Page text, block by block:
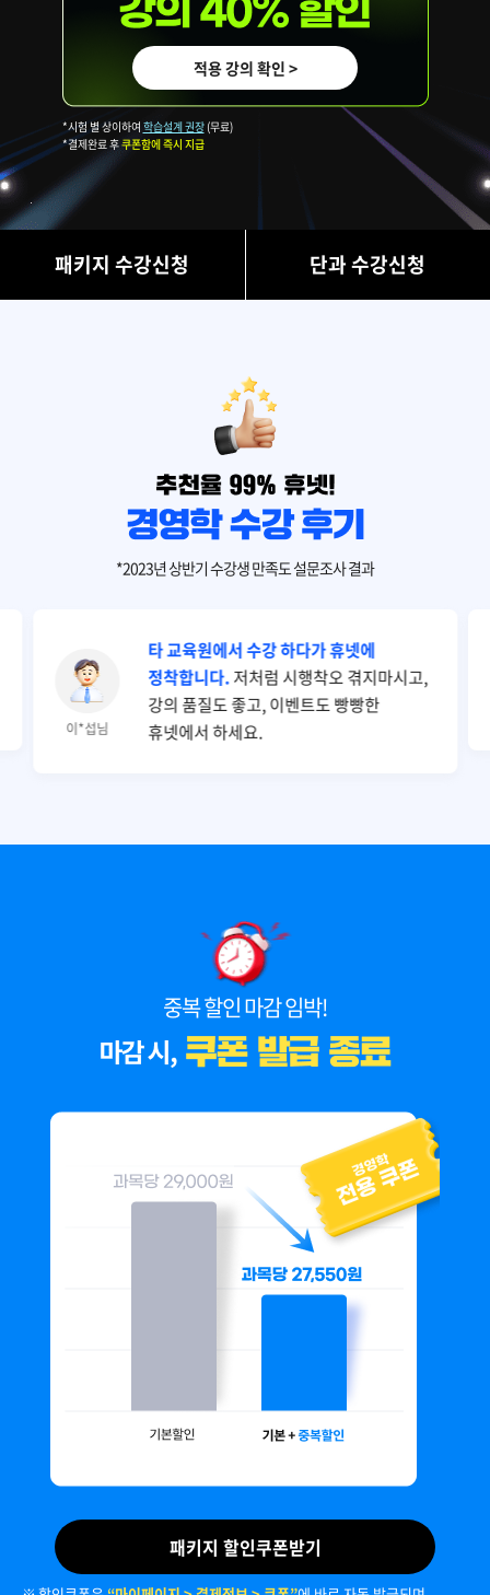
적용 강의 확인 >
*시험 별 상이하여 학습설계 권장(무료)
*결제완료 후쿠폰함에 즉시 지급
패키지 수강신청 단과 수강신청
*2023년 상반기 수강생 만족도 설문조사 결과
이*섭님
타 교육원에서 수강 하다가 휴넷에
정착합니다.저처럼 시행착오 겪지마시고,
강의 품질도 좋고, 이벤트도 빵빵한
휴넷에서 하세요.
중복 할인 마감 임박!
패키지 할인쿠폰받기